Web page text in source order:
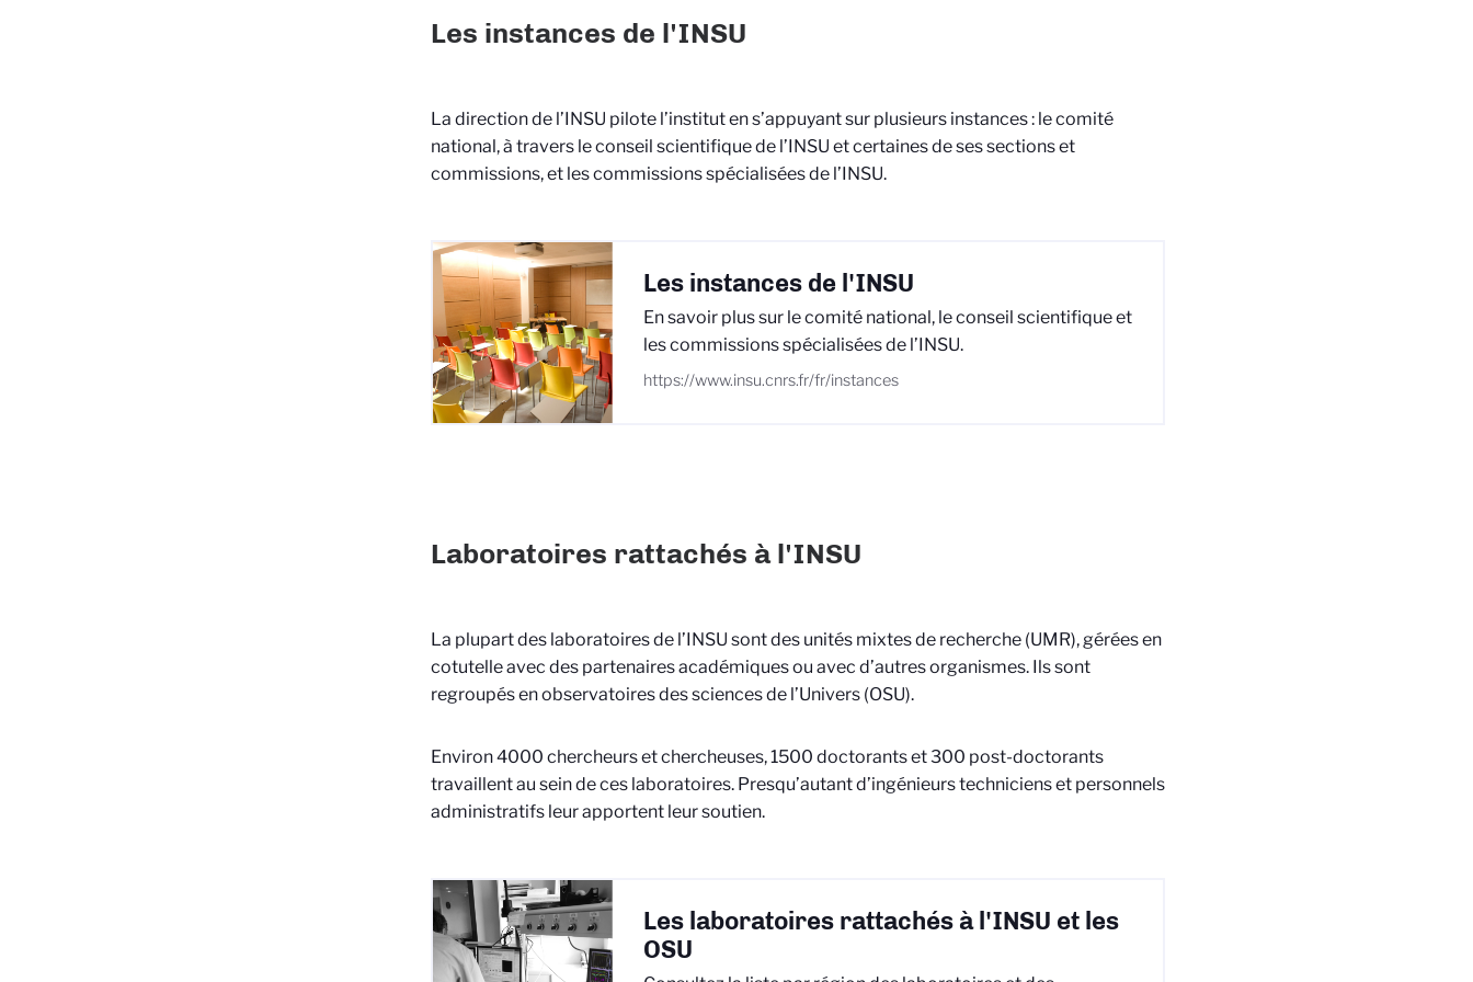
Les instances de l'INSU
La direction de l’INSU pilote l’institut en s’appuyant sur plusieurs instances : le comité
national, à travers le conseil scientifique de l’INSU et certaines de ses sections et
commissions, et les commissions spécialisées de l’INSU.
Les instances de l'INSU
En savoir plus sur le comité national, le conseil scientifique et
les commissions spécialisées de l’INSU.
https://www.insu.cnrs.fr/fr/instances
Laboratoires rattachés à l'INSU
La plupart des laboratoires de l’INSU sont des unités mixtes de recherche (UMR), gérées en
cotutelle avec des partenaires académiques ou avec d’autres organismes. Ils sont
regroupés en observatoires des sciences de l’Univers (OSU).
Environ 4000 chercheurs et chercheuses, 1500 doctorants et 300 post-doctorants
travaillent au sein de ces laboratoires. Presqu’autant d’ingénieurs techniciens et personnels
administratifs leur apportent leur soutien.
Les laboratoires rattachés à l'INSU et les
OSU